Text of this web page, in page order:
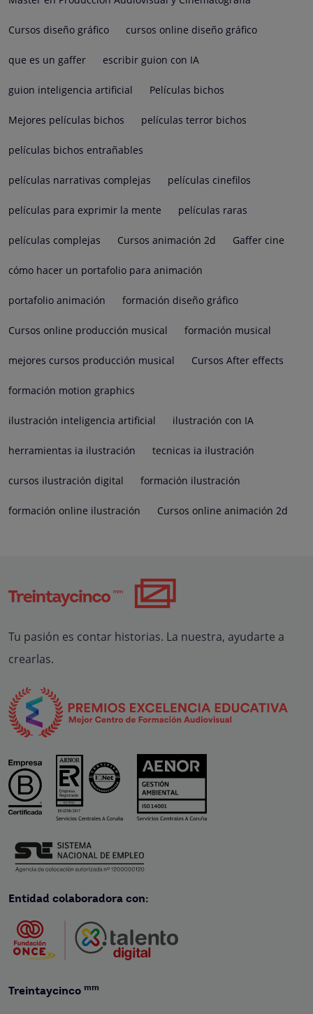
Cursos diseño gráfico cursos online diseño gráfico
que es un gaffer escribir guion con IA
guion inteligencia artificial Películas bichos
Mejores películas bichos películas terror bichos
películas bichos entrañables
películas narrativas complejas películas cinefilos
películas para exprimir la mente películas raras
películas complejas Cursos animación 2d Gaffer cine
cómo hacer un portafolio para animación
portafolio animación formación diseño gráfico
Cursos online producción musical formación musical
mejores cursos producción musical Cursos After effects
formación motion graphics
ilustración inteligencia artificial ilustración con IA
herramientas ia ilustración tecnicas ia ilustración
cursos ilustración digital formación ilustración
formación online ilustración Cursos online animación 2d
Tu pasión es contar historias. La nuestra, ayudarte a
crearlas.
Entidad colaboradora con:
Treintaycinco mm